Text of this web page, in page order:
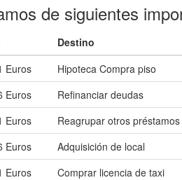
de siguientes
Destino
Euros
Hipoteca Compra piso
Euros
Refinanciar deudas
Euros
Reagrupar otros préstamos
Euros
Adquisición de local
Euros
Comprar licencia de taxi